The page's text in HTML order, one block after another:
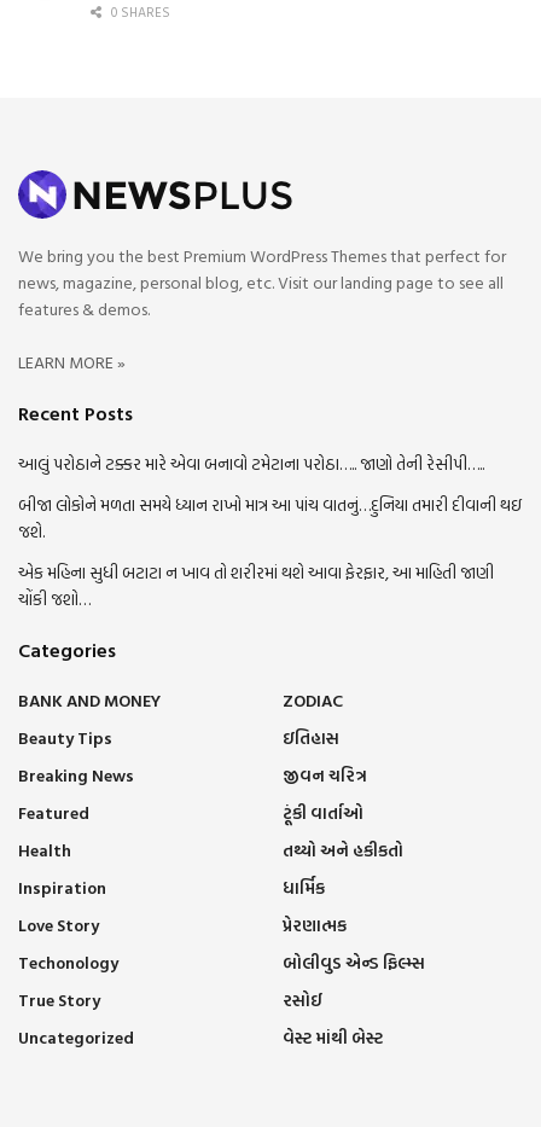
0 SHARES
We bring you the best Premium WordPress Themes that perfect for
news, magazine, personal blog, etc. Visit our landing page to see all
features & demos.
LEARN MORE »
Recent Posts
આલું પરોઠાને ટક્કર મારે એવા બનાવો ટમેટાના પરોઠા….. જાણો તેની રેસીપી…..
બીજા લોકોને મળતા સમયે ધ્યાન રાખો માત્ર આ પાંચ વાતનું…દુનિયા તમારી દીવાની થઇ
જશે.
એક મહિના સુધી બટાટા ન ખાવ તો શરીરમાં થશે આવા ફેરફાર, આ માહિતી જાણી
ચોંકી જશો…
Categories
BANK AND MONEY
Beauty Tips
Breaking News
Featured
Health
Inspiration
Love Story
Techonology
True Story
Uncategorized
ZODIAC
ઇતિહાસ
જીવન ચરિત્ર
ટૂંકી વાર્તાઓ
તથ્યો અને હકીકતો
ધાર્મિક
પ્રેરણાત્મક
બોલીવુડ એન્ડ ફિલ્મ્સ
રસોઈ
વેસ્ટ માંથી બેસ્ટ